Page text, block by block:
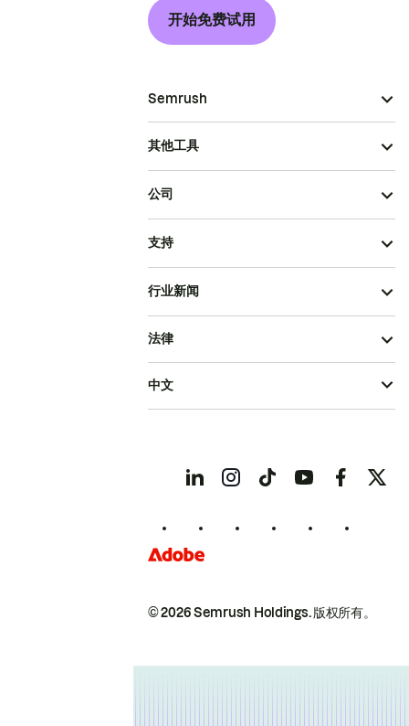
开始免费试用
Semrush
其他工具
公司
支持
行业新闻
© 2026 Semrush Holdings.版权所有。
法律
中文